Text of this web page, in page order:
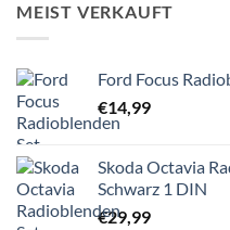
MEIST VERKAUFT
Ford Focus
€14,99
Skoda Octavia
Schwarz 1 DIN
€29,99